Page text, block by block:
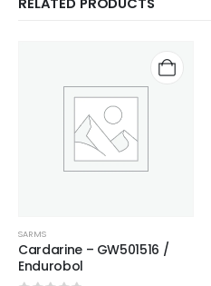
SARMS
Cardarine – GW501516 /
Endurobol